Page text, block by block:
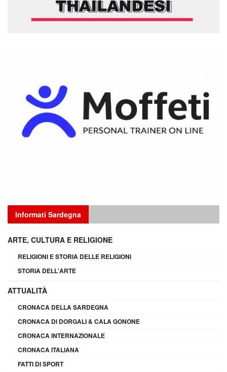
Informati Sardegna
ARTE, CULTURA E RELIGIONE
RELIGIONI E STORIA DELLE RELIGIONI
STORIA DELL'ARTE
ATTUALITÀ
CRONACA DELLA SARDEGNA
CRONACA DI DORGALI & CALA GONONE
CRONACA INTERNAZIONALE
CRONACA ITALIANA
FATTI DI SPORT